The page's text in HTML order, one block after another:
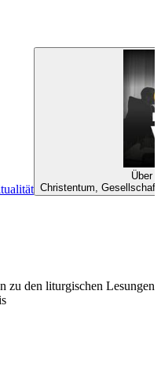
Über
Christentum,
zu den liturgischen Lesungen